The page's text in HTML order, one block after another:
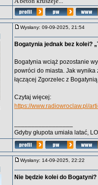
Wysłany: 09-09-2025, 21:54
Bogatynia jednak bez kolei?
Bogatynia wciąż pozostanie
powróci do miasta. Jak
łączącej Zgorzelec z
Czytaj więcej:
https://www.radiowroclaw.pl/
Gdyby głupota umiała latać,
Wysłany: 14-09-2025, 22:22
Nie będzie kolei do Bogatyni?